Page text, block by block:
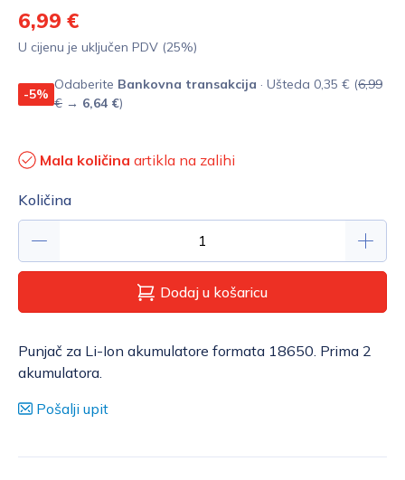
6,99 €
U cijenu je uključen PDV (25%)
-5%
Odaberite Bankovna transakcija · Ušteda 0,35 € (6,99
€ → 6,64 €)
Mala količina artikla na zalihi
Količina
Dodaj u košaricu
Punjač za Li-Ion akumulatore formata 18650. Prima 2
akumulatora.
Pošalji upit